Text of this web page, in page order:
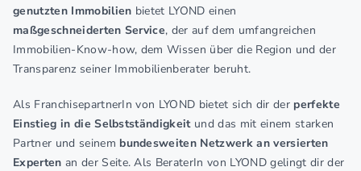
genutzten Immobilien bietet LYOND einen
maßgeschneiderten Service, der auf dem umfangreichen
Immobilien-Know-how, dem Wissen über die Region und der
Transparenz seiner Immobilienberater beruht.
Als FranchisepartnerIn von LYOND bietet sich dir derperfekte
Einstieg in die Selbstständigkeitund das mit einem starken
Partner und seinem bundesweiten Netzwerk an versierten
Experten an der Seite. Als BeraterIn von LYOND gelingt dir der